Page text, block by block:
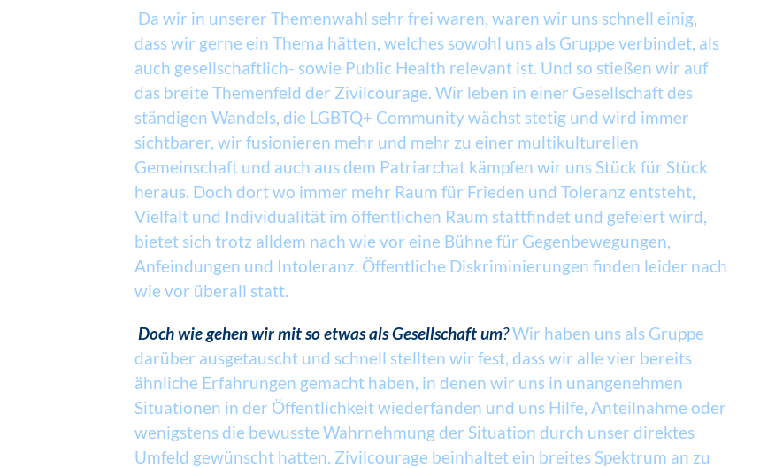
Da wir in unserer Themenwahl sehr frei waren, waren wir uns schnell einig,
dass wir gerne ein Thema hätten, welches sowohl uns als Gruppe verbindet, als
auch gesellschaftlich- sowie Public Health relevant ist. Und so stießen wir auf
das breite Themenfeld der Zivilcourage. Wir leben in einer Gesellschaft des
ständigen Wandels, die LGBTQ+ Community wächst stetig und wird immer
sichtbarer, wir fusionieren mehr und mehr zu einer multikulturellen
Gemeinschaft und auch aus dem Patriarchat kämpfen wir uns Stück für Stück
heraus. Doch dort wo immer mehr Raum für Frieden und Toleranz entsteht,
Vielfalt und Individualität im öffentlichen Raum stattfindet und gefeiert wird,
bietet sich trotz alldem nach wie vor eine Bühne für Gegenbewegungen,
Anfeindungen und Intoleranz. Öffentliche Diskriminierungen finden leider nach
wie vor überall statt.
Doch wie gehen wir mit so etwas als Gesellschaft um?Wir haben uns als Gruppe
darüber ausgetauscht und schnell stellten wir fest, dass wir alle vier bereits
ähnliche Erfahrungen gemacht haben, in denen wir uns in unangenehmen
Situationen in der Öffentlichkeit wiederfanden und uns Hilfe, Anteilnahme oder
wenigstens die bewusste Wahrnehmung der Situation durch unser direktes
Umfeld gewünscht hatten. Zivilcourage beinhaltet ein breites Spektrum an zu